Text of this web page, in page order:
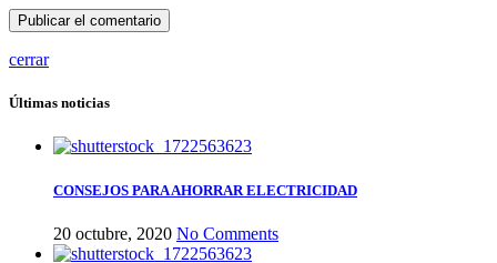
cerrar
Últimas noticias
CONSEJOS PARA AHORRAR ELECTRICIDAD
20 octubre, 2020 No Comments